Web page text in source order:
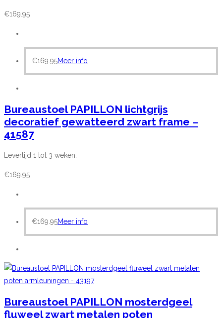
€169.95
€169.95Meer info
Bureaustoel PAPILLON lichtgrijs
decoratief gewatteerd zwart frame –
41587
Levertijd 1 tot 3 weken.
€169.95
€169.95Meer info
Bureaustoel PAPILLON mosterdgeel
fluweel zwart metalen poten